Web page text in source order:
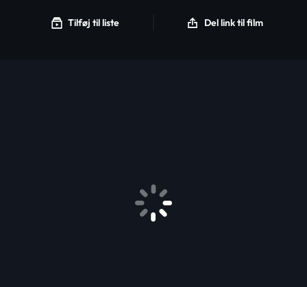
Tilføj til liste Del link til film